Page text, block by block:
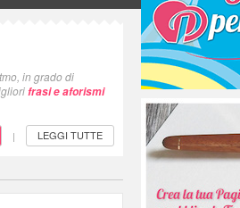
in grado di
frasi e aforismi
| LEGGI TUTTE